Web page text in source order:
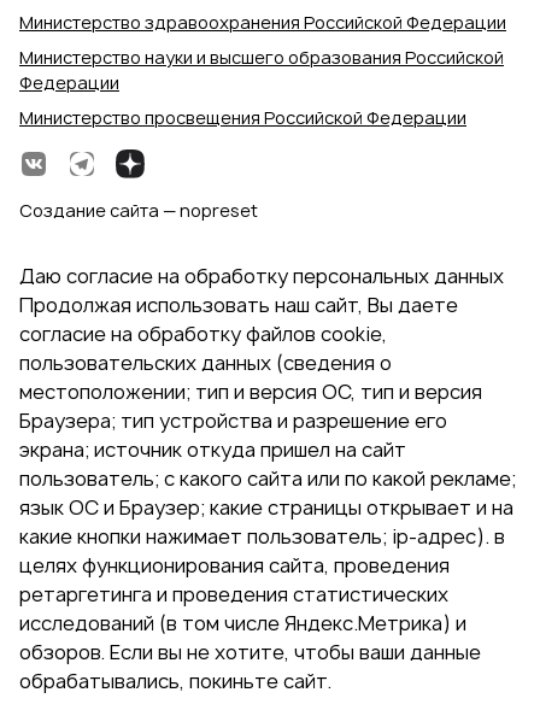
Министерство здравоохранения Российской Федерации
Министерство науки и высшего образования Российской
Федерации
Министерство просвещения Российской Федерации
Создание сайта — nopreset
Даю согласие на обработку персональных данных
Продолжая использовать наш сайт, Вы даете
согласие на обработку файлов cookie,
пользовательских данных (сведения о
местоположении; тип и версия ОС, тип и версия
Браузера; тип устройства и разрешение его
экрана; источник откуда пришел на сайт
пользователь; с какого сайта или по какой рекламе;
язык ОС и Браузер; какие страницы открывает и на
какие кнопки нажимает пользователь; ip-адрес). в
целях функционирования сайта, проведения
ретаргетинга и проведения статистических
исследований (в том числе Яндекс.Метрика) и
обзоров. Если вы не хотите, чтобы ваши данные
обрабатывались, покиньте сайт.